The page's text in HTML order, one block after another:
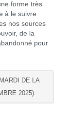
forme très
à le suivre
nos sources
de la
pour
DE LA
2025)